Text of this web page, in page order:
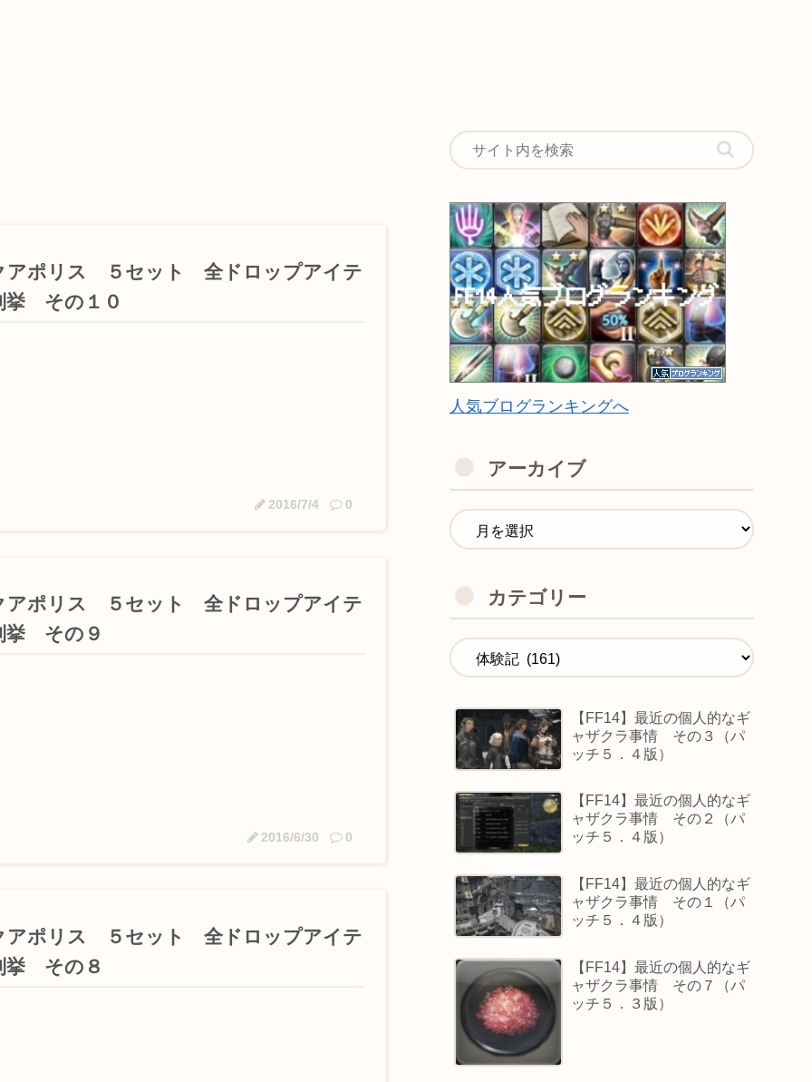
アポリス ５セット 全ドロップアイテ
挙 その１０
2016/7/4 0
アポリス ５セット 全ドロップアイテ
挙 その９
2016/6/30 0
アポリス ５セット 全ドロップアイテ
挙 その８
人気ブログランキングへ
アーカイブ
カテゴリー
【FF14】最近の個人的なギ
ャザクラ事情 その３（パ
ッチ５．４版）
【FF14】最近の個人的なギ
ャザクラ事情 その２（パ
ッチ５．４版）
【FF14】最近の個人的なギ
ャザクラ事情 その１（パ
ッチ５．４版）
【FF14】最近の個人的なギ
ャザクラ事情 その７（パ
ッチ５．３版）